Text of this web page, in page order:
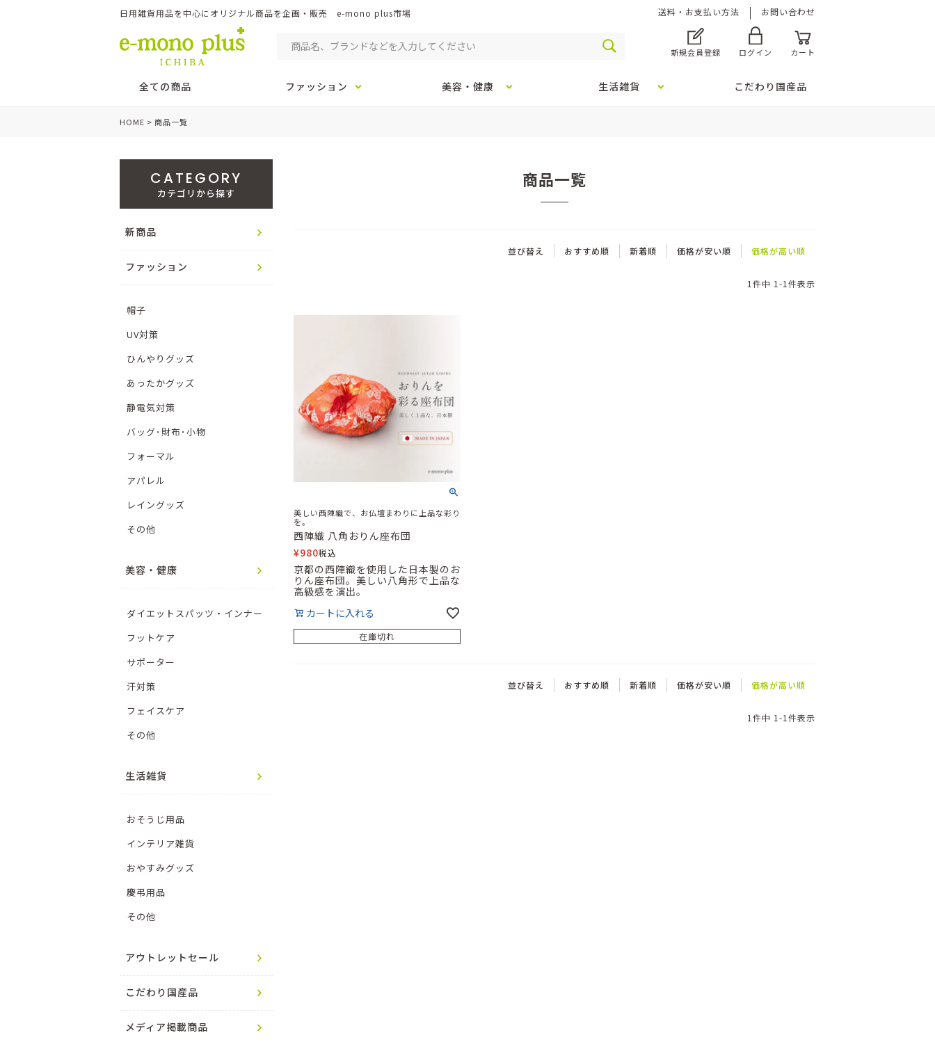
日用雑貨用品を中心にオリジナル商品を企画・販売 e-mono plus市場 送料・お支払い方法 お問い合わせ
新規会員登録 ログイン カート
全ての商品 ファッション 美容・健康 生活雑貨 こだわり国産品
HOME 商品一覧
CATEGORY
カテゴリから探す
新商品
ファッション
帽子
UV対策
ひんやりグッズ
あったかグッズ
静電気対策
バッグ･財布･小物
フォーマル
アパレル
レイングッズ
その他
美容・健康
ダイエットスパッツ・インナー
フットケア
サポーター
汗対策
フェイスケア
その他
生活雑貨
おそうじ用品
インテリア雑貨
おやすみグッズ
慶弔用品
その他
アウトレットセール
こだわり国産品
メディア掲載商品
商品一覧
並び替え おすすめ順 新着順 価格が安い順 価格が高い順
1 件中 1 -1 件表示
美しい西陣織で、お仏壇まわりに上品な彩り
を。
西陣織 八角おりん座布団
¥980税込
京都の西陣織を使用した日本製のお
りん座布団。美しい八角形で上品な
高級感を演出。
カートに入れる
在庫切れ
並び替え おすすめ順 新着順 価格が安い順 価格が高い順
1 件中 1 -1 件表示